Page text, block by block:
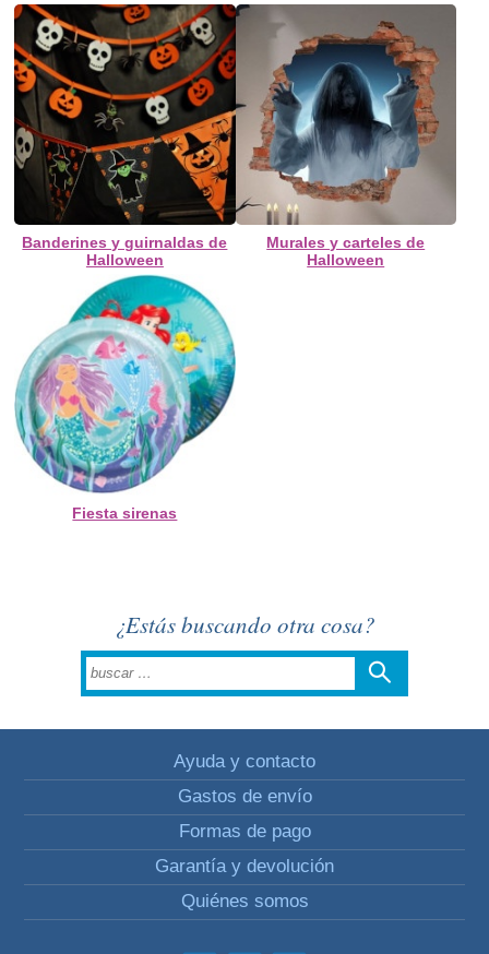
Banderines y guirnaldas de
Halloween
Murales y carteles de
Halloween
Fiesta sirenas
¿Estás buscando otra cosa?
Ayuda y contacto
Gastos de envío
Formas de pago
Garantía y devolución
Quiénes somos